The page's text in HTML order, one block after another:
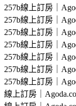
257b線上訂房｜
257b線上訂房｜
257b線上訂房｜
257b線上訂房｜
257b線上訂房｜
257b線上訂房｜
257b線上訂房｜
線上訂房｜